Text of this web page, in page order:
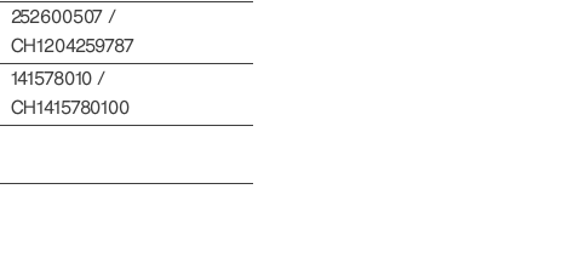
252600507 /
CH1204259787
141578010 /
CH1415780100